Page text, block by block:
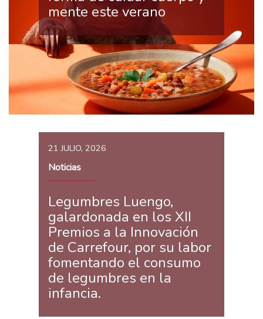
mente este verano
21 JULIO, 2026
Noticias
Legumbres Luengo,
galardonada en los XII
Premios a la Innovación
de Carrefour, por su labor
fomentando el consumo
de legumbres en la
infancia.